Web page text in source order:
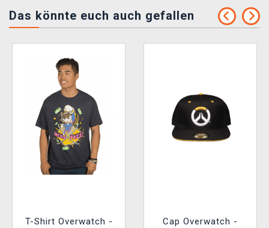
Das könnte euch auch gefallen
T-Shirt Overwatch -
Cap Overwatch -